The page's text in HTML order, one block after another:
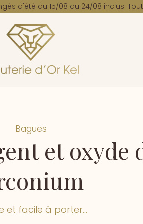
d'été du 15/08 au 24/08 inclus.
Bagues
et oxyde
et facile à porter...